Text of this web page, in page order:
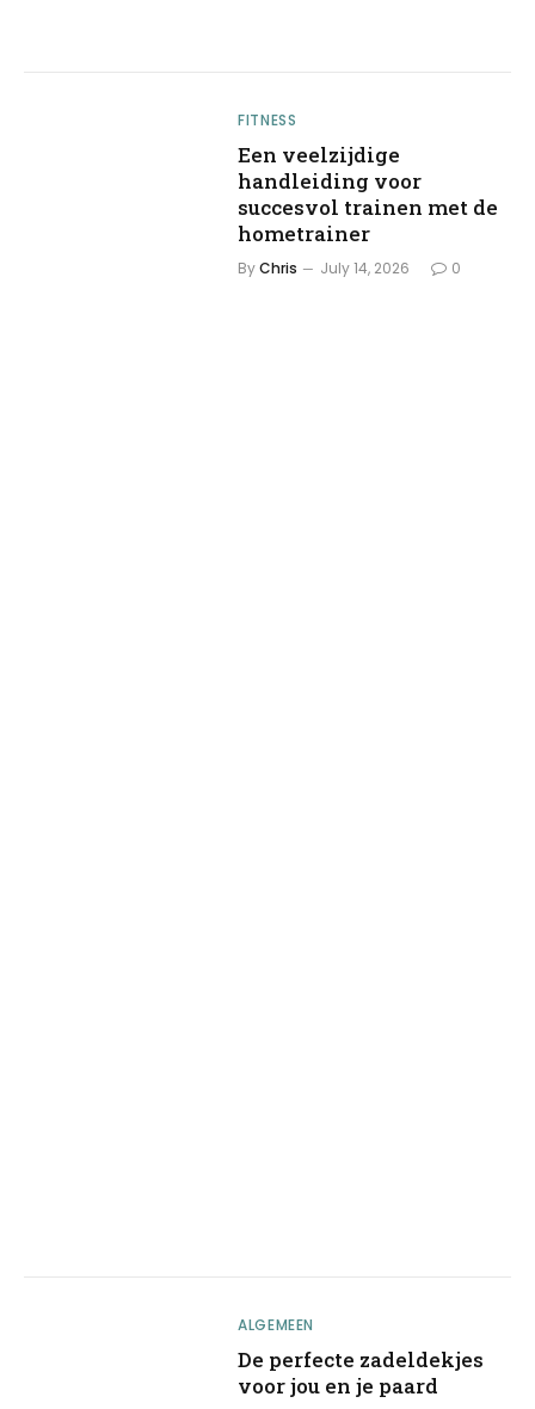
FITNESS
Een veelzijdige
handleiding voor
succesvol trainen met de
hometrainer
ByChris July 14, 2026 0
ALGEMEEN
De perfecte zadeldekjes
voor jou en je paard